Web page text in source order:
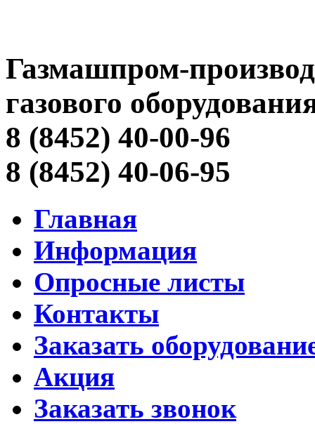
Газмашпром-
газового
8 (8452) 40-00-96
8 (8452) 40-06-95
Главная
Информация
Опросные листы
Контакты
Заказать
Акция
Заказать звонок